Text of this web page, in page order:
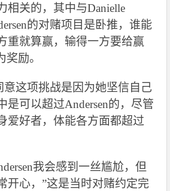
相关的，其中与Danielle
的对赌项目是卧推，谁能
重就算赢，输得一方要给赢
奖励。
意这项挑战是因为她坚信自己
是可以超过Andersen的，尽管
爱好者，体能各方面都超过
我会感到一丝尴尬，但
开心，”这是当时对赌约定完